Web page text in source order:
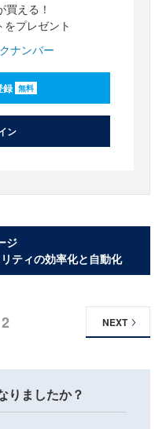
買える！
プレゼント
ナンバー
録 無料
ン
ジ
ティの効率化と自動化
2 NEXT
りましたか？